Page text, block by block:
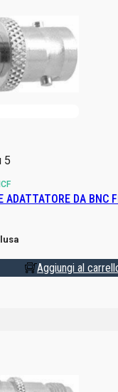
5
ADATTATORE DA BNC
Aggiungi al